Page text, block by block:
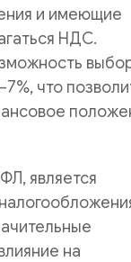
и имеющие
НДС.
что
является
на